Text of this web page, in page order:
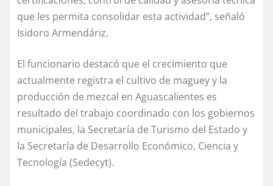
que les permita consolidar esta actividad”, señaló
Isidoro Armendáriz.
El funcionario destacó que el crecimiento que
actualmente registra el cultivo de maguey y la
producción de mezcal en Aguascalientes es
resultado del trabajo coordinado con los gobiernos
municipales, la Secretaría de Turismo del Estado y
la Secretaría de Desarrollo Económico, Ciencia y
Tecnología (Sedecyt).